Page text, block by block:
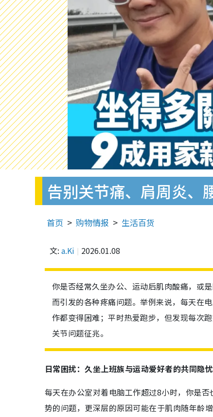
告别关节痛、肩周炎、
首页 购物情报 生活百货
文: a.Ki 2026.01.08
你是否经常久坐办公、运动后肌肉酸痛，或
而引发的各种疼痛问题。举例来说，每天在
作都变得困难；平时热爱跑步，但发现每次
关节问题征兆。
日常困扰：久坐上班族与运动爱好者的共同隐忧
每天在办公室对着电脑工作超过8小时，你是
势的问题，更深层的原因可能在于肌肉随年龄